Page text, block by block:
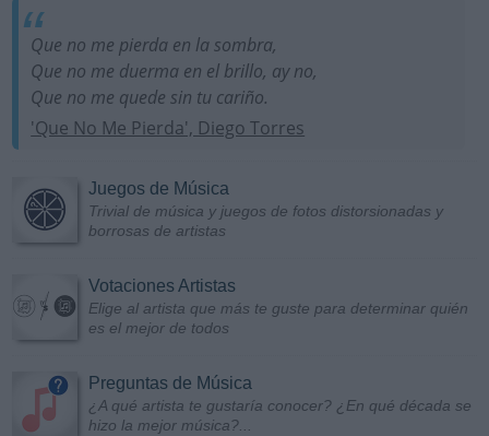
Que no me pierda en la sombra,
Que no me duerma en el brillo, ay no,
Que no me quede sin tu cariño.
'Que No Me Pierda', Diego Torres
Juegos de Música
Trivial de música y juegos de fotos distorsionadas y
borrosas de artistas
Votaciones Artistas
Elige al artista que más te guste para determinar quién
es el mejor de todos
Preguntas de Música
¿A qué artista te gustaría conocer? ¿En qué década se
hizo la mejor música?...